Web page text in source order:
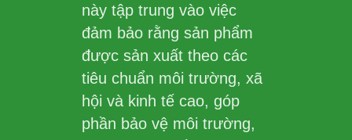
này tập trung vào việc
đảm bảo rằng sản phẩm
được sản xuất theo các
tiêu chuẩn môi trường, xã
hội và kinh tế cao, góp
phần bảo vệ môi trường,